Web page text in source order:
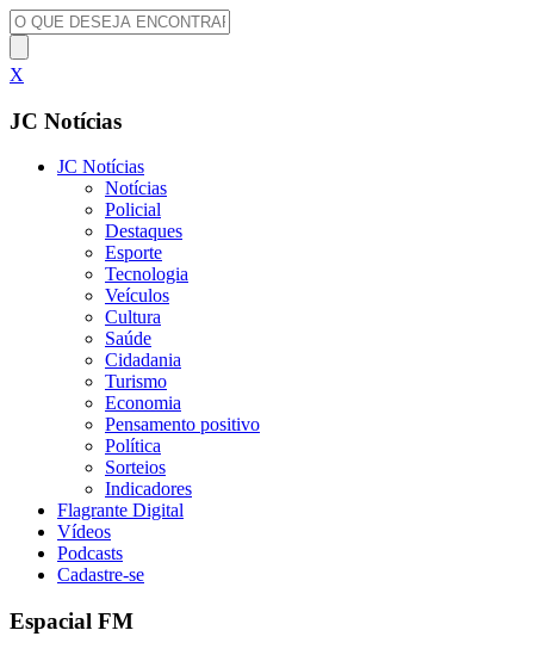
X
JC Notícias
JC Notícias
Notícias
Policial
Destaques
Esporte
Tecnologia
Veículos
Cultura
Saúde
Cidadania
Turismo
Economia
Pensamento positivo
Política
Sorteios
Indicadores
Flagrante Digital
Vídeos
Podcasts
Cadastre-se
Espacial FM